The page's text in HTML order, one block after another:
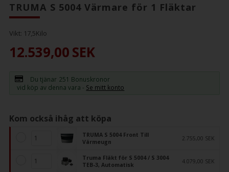
TRUMA S 5004 Värmare för 1 Fläktar
Vikt: 17,5Kilo
12.539,00SEK
Du tjänar 251 Bonuskronor
vid köp av denna vara - Se mitt konto
Kom också ihåg att köpa
TRUMA S 5004 Front Till
Värmeugn
2.755,00 SEK
Truma Fläkt för S 5004 / S 3004
TEB-3, Automatisk
4.079,00 SEK